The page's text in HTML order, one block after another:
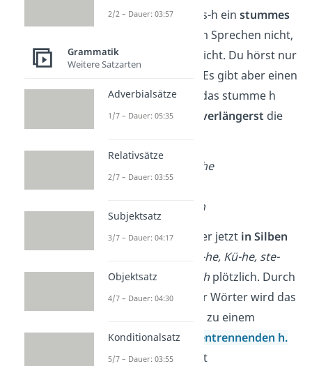
Weil das Dehnungs-h ein stummes
ist, hörst du beim Sprechen nicht,
ob es da ist oder nicht. Du hörst nur
den langen Vokal. Es gibt aber einen
Trick, mit dem du das stumme h
hören kannst: Du
verlängerst die
Schuh — Schuhe
steht — stehen
Wenn du die Wörter jetzt in Silben
(Schu-he, Kü-he, ste-
hen)hörst du das hplötzlich. Durch
das Verlängern der Wörter wird das
stumme h nämlich zu einem
sogenanntensilbentrennenden h.
Weitere Wörter mit
2/2 – Dauer: 03:57
Grammatik
Weitere Satzarten
Adverbialsätze
1/7 – Dauer: 05:35
Relativsätze
2/7 – Dauer: 03:55
Subjektsatz
3/7 – Dauer: 04:17
Objektsatz
4/7 – Dauer: 04:30
Konditionalsatz
5/7 – Dauer: 03:55